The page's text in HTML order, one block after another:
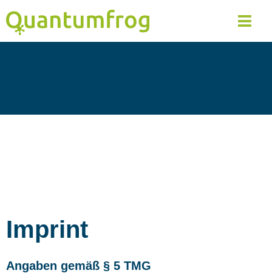
Imprint
Angaben gemäß § 5 TMG